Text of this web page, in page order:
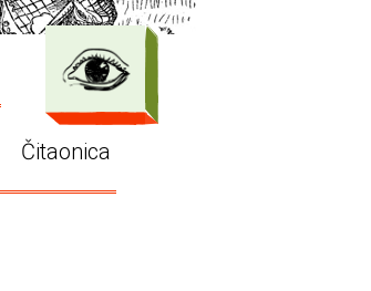
Čitaonica